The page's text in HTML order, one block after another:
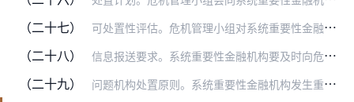
（二十七） 可处置性评估。危机管理小组对系统重要性金融机构按年开展可处置性评估，评估处置机制的可行性与可靠性，以及提高可处置性需改进的方面。评估包括但不限于以下内容：处置机…
（二十八） 信息报送要求。系统重要性金融机构要及时向危机管理小组提供审查恢复和处置计划、开展可处置性评估所需要的相关信息，确保自身管理信息系统能够迅速、全面满足相关信息报送…
（二十九） 问题机构处置原则。系统重要性金融机构发生重大风险，经批准，由人民银行会同相关部门成立风险处置工作小组，进行应对和处置。处置过程中应当明晰处置责任，既要守住底线，…